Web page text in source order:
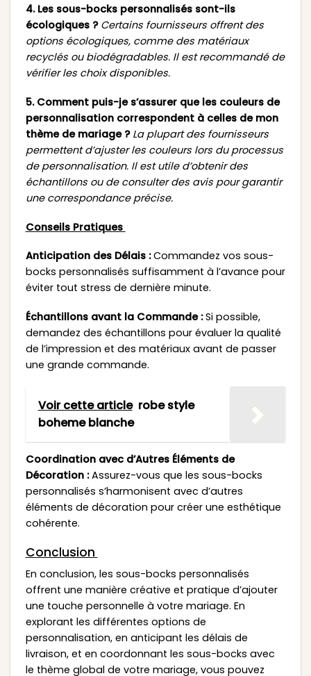
4. Les sous-bocks personnalisés sont-ils
écologiques ? Certains fournisseurs offrent des
options écologiques, comme des matériaux
recyclés ou biodégradables. Il est recommandé de
vérifier les choix disponibles.
5. Comment puis-je s’assurer que les couleurs de
personnalisation correspondent à celles de mon
thème de mariage ? La plupart des fournisseurs
permettent d’ajuster les couleurs lors du processus
de personnalisation. Il est utile d’obtenir des
échantillons ou de consulter des avis pour garantir
une correspondance précise.
Conseils Pratiques
Anticipation des Délais :Commandez vos sous-
bocks personnalisés suffisamment à l’avance pour
éviter tout stress de dernière minute.
Échantillons avant la Commande :Si possible,
demandez des échantillons pour évaluer la qualité
de l’impression et des matériaux avant de passer
une grande commande.
Voir cette article robe style
boheme blanche
Coordination avec d’Autres Éléments de
Décoration :Assurez-vous que les sous-bocks
personnalisés s’harmonisent avec d’autres
éléments de décoration pour créer une esthétique
cohérente.
Conclusion
En conclusion, les sous-bocks personnalisés
offrent une manière créative et pratique d’ajouter
une touche personnelle à votre mariage. En
explorant les différentes options de
personnalisation, en anticipant les délais de
livraison, et en coordonnant les sous-bocks avec
le thème global de votre mariage, vous pouvez